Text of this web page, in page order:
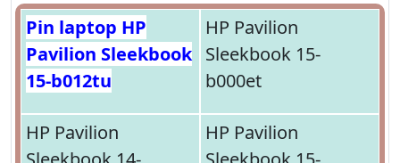
Pin laptop HP
Pavilion Sleekbook
15-b012tu
HP Pavilion
Sleekbook 15-
b000et
HP Pavilion
HP Pavilion